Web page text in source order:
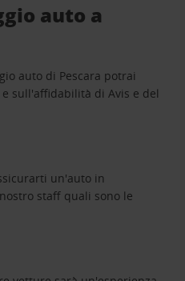
auto a
auto di Pescara potrai
sull'affidabilità di Avis e del
un'auto in
staff quali sono le